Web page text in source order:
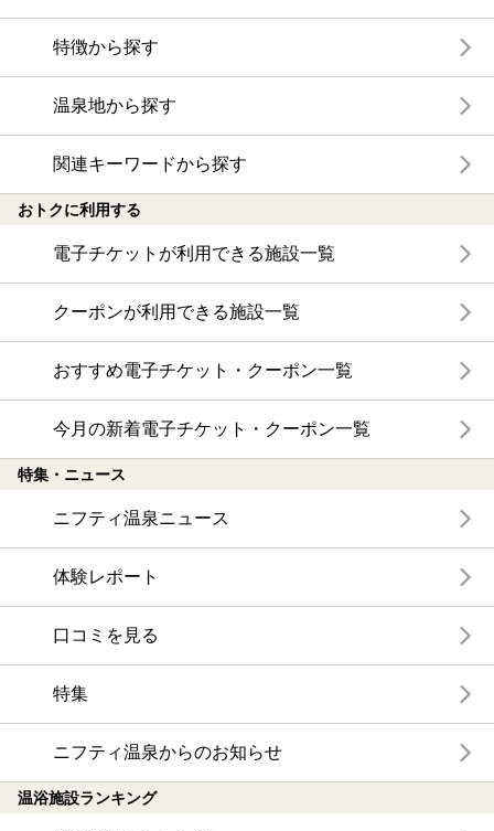
特徴から探す
温泉地から探す
関連キーワードから探す
おトクに利用する
電子チケットが利用できる施設一覧
クーポンが利用できる施設一覧
おすすめ電子チケット・クーポン一覧
今月の新着電子チケット・クーポン一覧
特集・ニュース
ニフティ温泉ニュース
体験レポート
口コミを見る
特集
ニフティ温泉からのお知らせ
温浴施設ランキング